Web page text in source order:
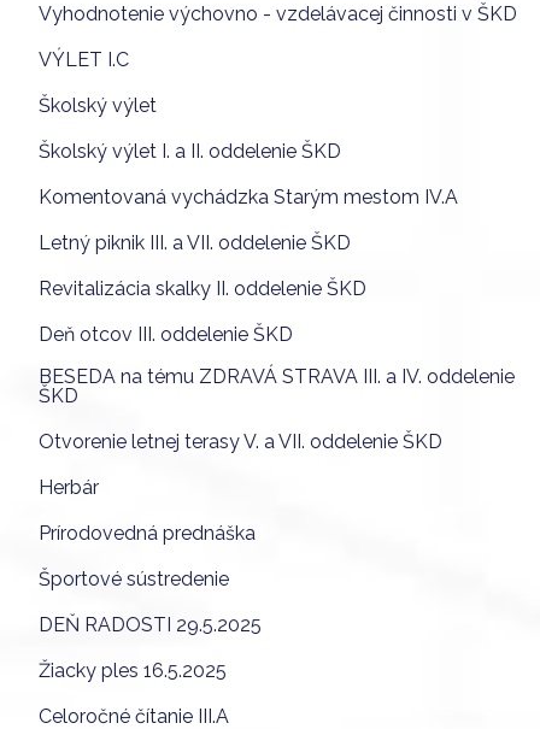
Vyhodnotenie výchovno - vzdelávacej činnosti v ŠKD
VÝLET I.C
Školský výlet
Školský výlet I. a II. oddelenie ŠKD
Komentovaná vychádzka Starým mestom IV.A
Letný piknik III. a VII. oddelenie ŠKD
Revitalizácia skalky II. oddelenie ŠKD
Deň otcov III. oddelenie ŠKD
BESEDA na tému ZDRAVÁ STRAVA III. a IV. oddelenie
ŠKD
Otvorenie letnej terasy V. a VII. oddelenie ŠKD
Herbár
Prírodovedná prednáška
Športové sústredenie
DEŇ RADOSTI 29.5.2025
Žiacky ples 16.5.2025
Celoročné čítanie III.A